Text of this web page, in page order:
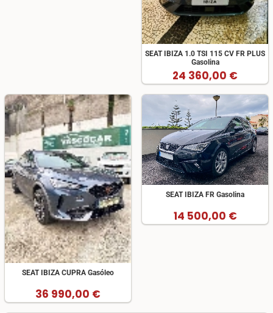
SEAT IBIZA 1.0 TSI 115 CV FR PLUS
Gasolina
24 360,00 €
SEAT IBIZA CUPRA Gasóleo
36 990,00 €
SEAT IBIZA FR Gasolina
14 500,00 €